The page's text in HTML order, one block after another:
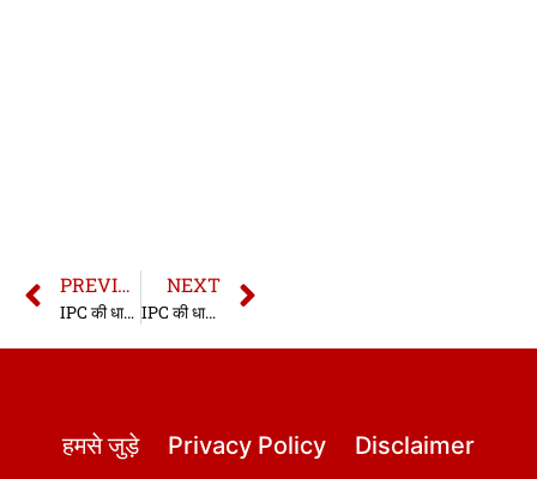
PREVIOUS
IPC की धारा 53A | धारा 53A भारतीय दण्ड संहिता | IPC Section 53A In Hindi
NEXT
IPC की धारा 55 | धारा 55 भारतीय दण्ड संहिता | 55 IPC In Hindi
हमसे जुड़े Privacy Policy Disclaimer